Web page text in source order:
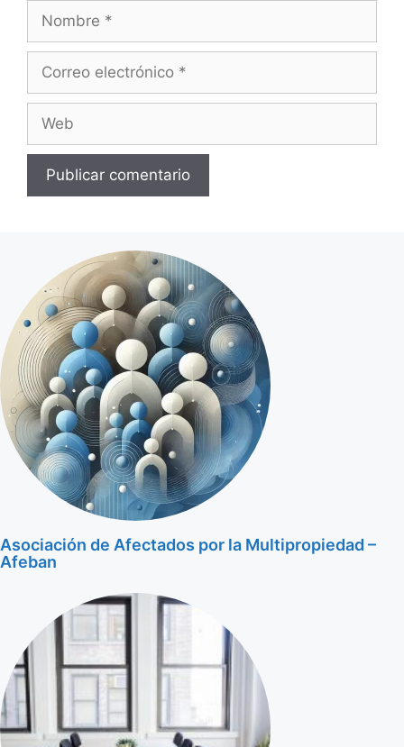
Nombre
Correo
Web
Asociación de Afectados por la Multipropiedad –
Afeban